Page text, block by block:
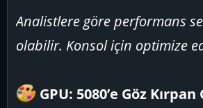
Analistlere göre performans
olabilir. Konsol için optimize
GPU: 5080’e Göz